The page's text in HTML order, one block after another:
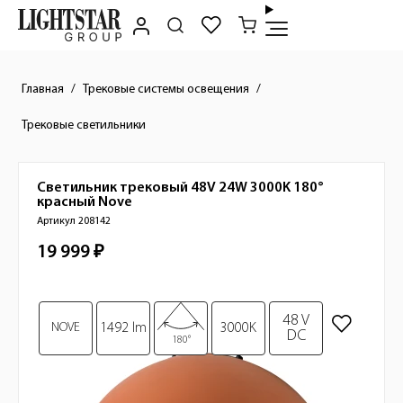
Главная Трековые системы освещения
Трековые светильники
Краткое описание товара
Изображения товара
NOVE 1492 lm
180°
3000K
48 V
DC
Светильник трековый 48V 24W 3000K 180°
красный Nove
Артикул 208142
Стоимость товара
19 999 ₽